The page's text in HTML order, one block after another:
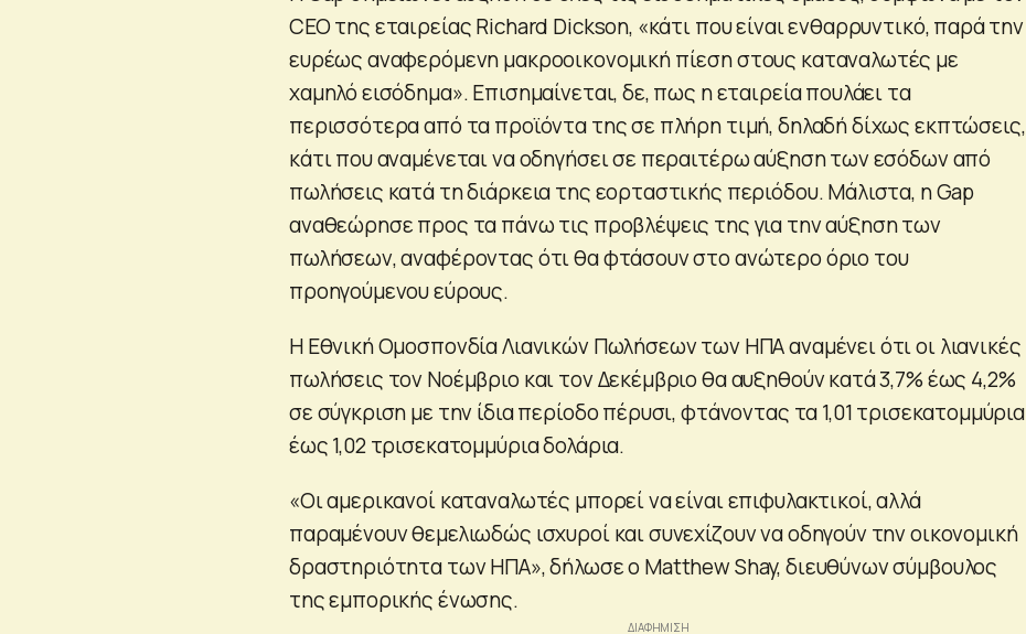
CEO της εταιρείας Richard Dickson, «κάτι που είναι ενθαρρυντικό, παρά την
ευρέως αναφερόμενη μακροοικονομική πίεση στους καταναλωτές με
χαμηλό εισόδημα». Επισημαίνεται, δε, πως η εταιρεία πουλάει τα
περισσότερα από τα προϊόντα της σε πλήρη τιμή, δηλαδή δίχως εκπτώσεις,
κάτι που αναμένεται να οδηγήσει σε περαιτέρω αύξηση των εσόδων από
πωλήσεις κατά τη διάρκεια της εορταστικής περιόδου. Μάλιστα, η Gap
αναθεώρησε προς τα πάνω τις προβλέψεις της για την αύξηση των
πωλήσεων, αναφέροντας ότι θα φτάσουν στο ανώτερο όριο του
προηγούμενου εύρους.
Η Εθνική Ομοσπονδία Λιανικών Πωλήσεων των ΗΠΑ αναμένει ότι οι λιανικές
πωλήσεις τον Νοέμβριο και τον Δεκέμβριο θα αυξηθούν κατά 3,7% έως 4,2%
σε σύγκριση με την ίδια περίοδο πέρυσι, φτάνοντας τα 1,01 τρισεκατομμύρια
έως 1,02 τρισεκατομμύρια δολάρια.
«Οι αμερικανοί καταναλωτές μπορεί να είναι επιφυλακτικοί, αλλά
παραμένουν θεμελιωδώς ισχυροί και συνεχίζουν να οδηγούν την οικονομική
δραστηριότητα των ΗΠΑ», δήλωσε ο Matthew Shay, διευθύνων σύμβουλος
της εμπορικής ένωσης.